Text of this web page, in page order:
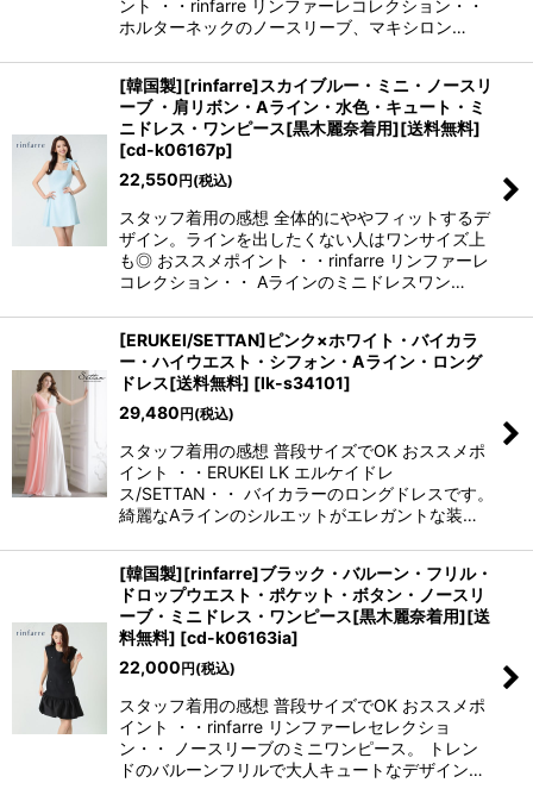
ント ・・rinfarre リンファーレコレクション・・
ホルターネックのノースリーブ、マキシロン…
[韓国製][rinfarre]スカイブルー・ミニ・ノースリ
ーブ ・肩リボン・Aライン・水色・キュート・ミ
ニドレス・ワンピース[黒木麗奈着用][送料無料]
[cd-k06167p]
22,550円(税込)
スタッフ着用の感想 全体的にややフィットするデ
ザイン。ラインを出したくない人はワンサイズ上
も◎ おススメポイント ・・rinfarre リンファーレ
コレクション・・ Aラインのミニドレスワン…
[ERUKEI/SETTAN]ピンク×ホワイト・バイカラ
ー・ハイウエスト・シフォン・Aライン・ロング
ドレス[送料無料] [lk-s34101]
29,480円(税込)
スタッフ着用の感想 普段サイズでOK おススメポ
イント ・・ERUKEI LK エルケイドレ
ス/SETTAN・・ バイカラーのロングドレスです。
綺麗なAラインのシルエットがエレガントな装…
[韓国製][rinfarre]ブラック・バルーン・フリル・
ドロップウエスト・ポケット・ボタン・ノースリ
ーブ・ミニドレス・ワンピース[黒木麗奈着用][送
料無料] [cd-k06163ia]
22,000円(税込)
スタッフ着用の感想 普段サイズでOK おススメポ
イント ・・rinfarre リンファーレセレクショ
ン・・ ノースリーブのミニワンピース。 トレン
ドのバルーンフリルで大人キュートなデザイン…